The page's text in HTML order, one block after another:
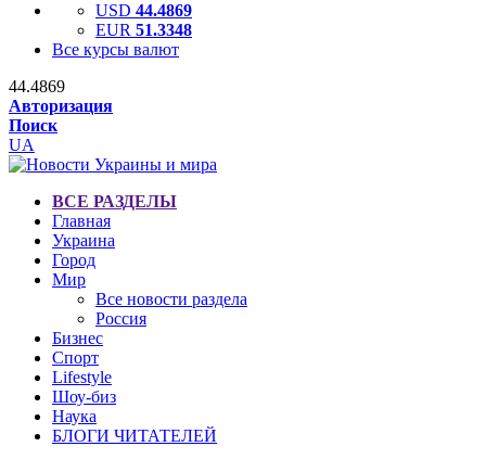
USD 44.4869
EUR 51.3348
Все курсы валют
44.4869
Авторизация
Поиск
UA
ВСЕ РАЗДЕЛЫ
Главная
Украина
Город
Мир
Все новости раздела
Россия
Бизнес
Спорт
Lifestyle
Шоу-биз
Наука
БЛОГИ ЧИТАТЕЛЕЙ